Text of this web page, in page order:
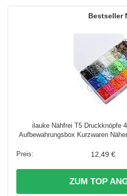
ilauke Nähfrei T5 Druckknöpfe
Aufbewahrungsbox Kurzwaren
12,49 €
ZUM TOP